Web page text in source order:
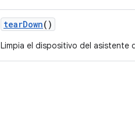
tearDown()
Limpia el dispositivo del asistente